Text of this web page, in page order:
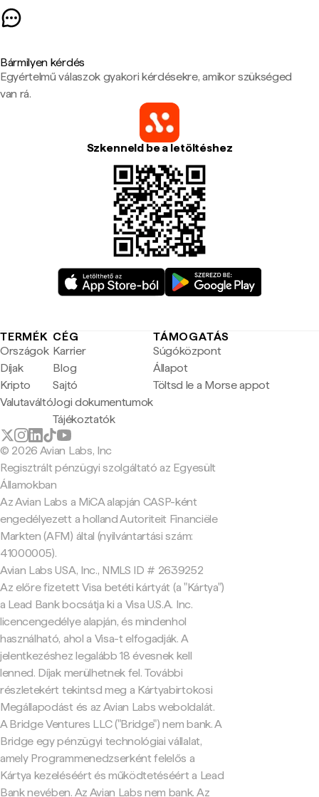
Bármilyen kérdés
Egyértelmű válaszok gyakori kérdésekre, amikor szükséged
van rá.
Szkenneld be a letöltéshez
TERMÉK
Országok
Díjak
Kripto
Valutaváltó
CÉG
Karrier
Blog
Sajtó
Jogi dokumentumok
Tájékoztatók
TÁMOGATÁS
Súgóközpont
Állapot
Töltsd le a Morse appot
© 2026 Avian Labs, Inc
Regisztrált pénzügyi szolgáltató az Egyesült
Államokban
Az Avian Labs a MiCA alapján CASP-ként
engedélyezett a holland Autoriteit Financiële
Markten (AFM) által (nyilvántartási szám:
41000005).
Avian Labs USA, Inc., NMLS ID # 2639252
Az előre fizetett Visa betéti kártyát (a "Kártya")
a Lead Bank bocsátja ki a Visa U.S.A. Inc.
licencengedélye alapján, és mindenhol
használható, ahol a Visa-t elfogadják. A
jelentkezéshez legalább 18 évesnek kell
lenned. Díjak merülhetnek fel. További
részletekért tekintsd meg a Kártyabirtokosi
Megállapodást és az Avian Labs weboldalát.
A Bridge Ventures LLC ("Bridge") nem bank. A
Bridge egy pénzügyi technológiai vállalat,
amely Programmenedzserként felelős a
Kártya kezeléséért és működtetéséért a Lead
Bank nevében. Az Avian Labs nem bank. Az